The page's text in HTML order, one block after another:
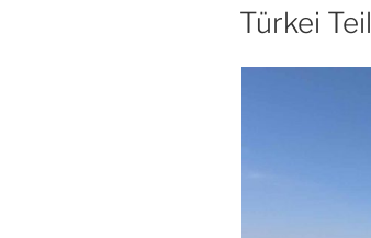
Türkei